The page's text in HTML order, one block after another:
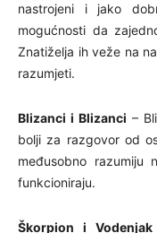
nastrojeni i jako
mogućnosti da
Znatiželja ih veže na
razumjeti.
Blizanci i Blizanci –
bolji za razgovor od
međusobno razumiju
funkcioniraju.
Škorpion i Vodenjak